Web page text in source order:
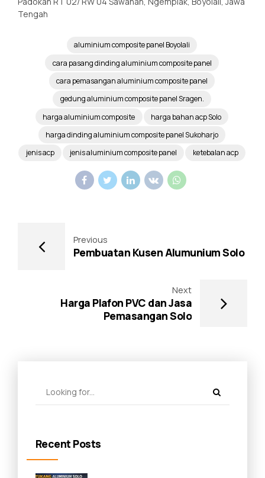
Tengah
aluminium composite panel Boyolali
cara pasang dinding aluminium composite panel
cara pemasangan aluminium composite panel
gedung aluminium composite panel Sragen.
harga aluminium composite
harga bahan acp Solo
harga dinding aluminium composite panel Sukoharjo
jenis acp
jenis aluminium composite panel ketebalan acp
Previous
Pembuatan Kusen Alumunium Solo
Next
Harga Plafon PVC dan Jasa
Pemasangan Solo
Recent Posts